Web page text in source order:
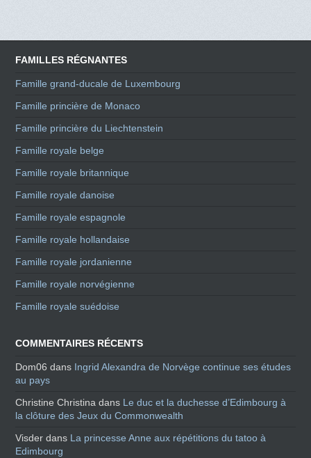
FAMILLES RÉGNANTES
Famille grand-ducale de Luxembourg
Famille princière de Monaco
Famille princière du Liechtenstein
Famille royale belge
Famille royale britannique
Famille royale danoise
Famille royale espagnole
Famille royale hollandaise
Famille royale jordanienne
Famille royale norvégienne
Famille royale suédoise
COMMENTAIRES RÉCENTS
Dom06 dans Ingrid Alexandra de Norvège continue ses études
au pays
Christine Christina dans Le duc et la duchesse d’Edimbourg à
la clôture des Jeux du Commonwealth
Visder dans La princesse Anne aux répétitions du tatoo à
Edimbourg